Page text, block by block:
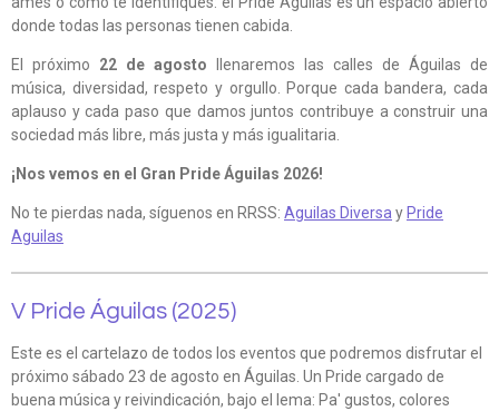
donde todas las personas tienen cabida.
El próximo 22 de agosto llenaremos las calles de Águilas de
música, diversidad, respeto y orgullo. Porque cada bandera, cada
aplauso y cada paso que damos juntos contribuye a construir una
sociedad más libre, más justa y más igualitaria.
¡Nos vemos en el Gran Pride Águilas 2026!
No te pierdas nada, síguenos en RRSS: Aguilas Diversay Pride
Aguilas
V Pride Águilas (2025)
Este es el cartelazo de todos los eventos que podremos disfrutar el
próximo sábado 23 de agosto en Águilas. Un Pride cargado de
buena música y reivindicación, bajo el lema: Pa' gustos, colores